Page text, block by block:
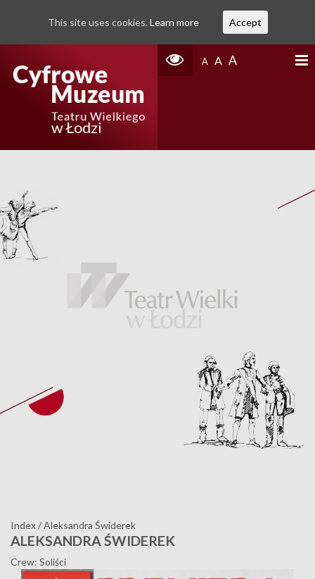
A A A
Index/Aleksandra Świderek
ALEKSANDRA ŚWIDEREK
Crew: Soliści
This site uses cookies. Learn more Accept